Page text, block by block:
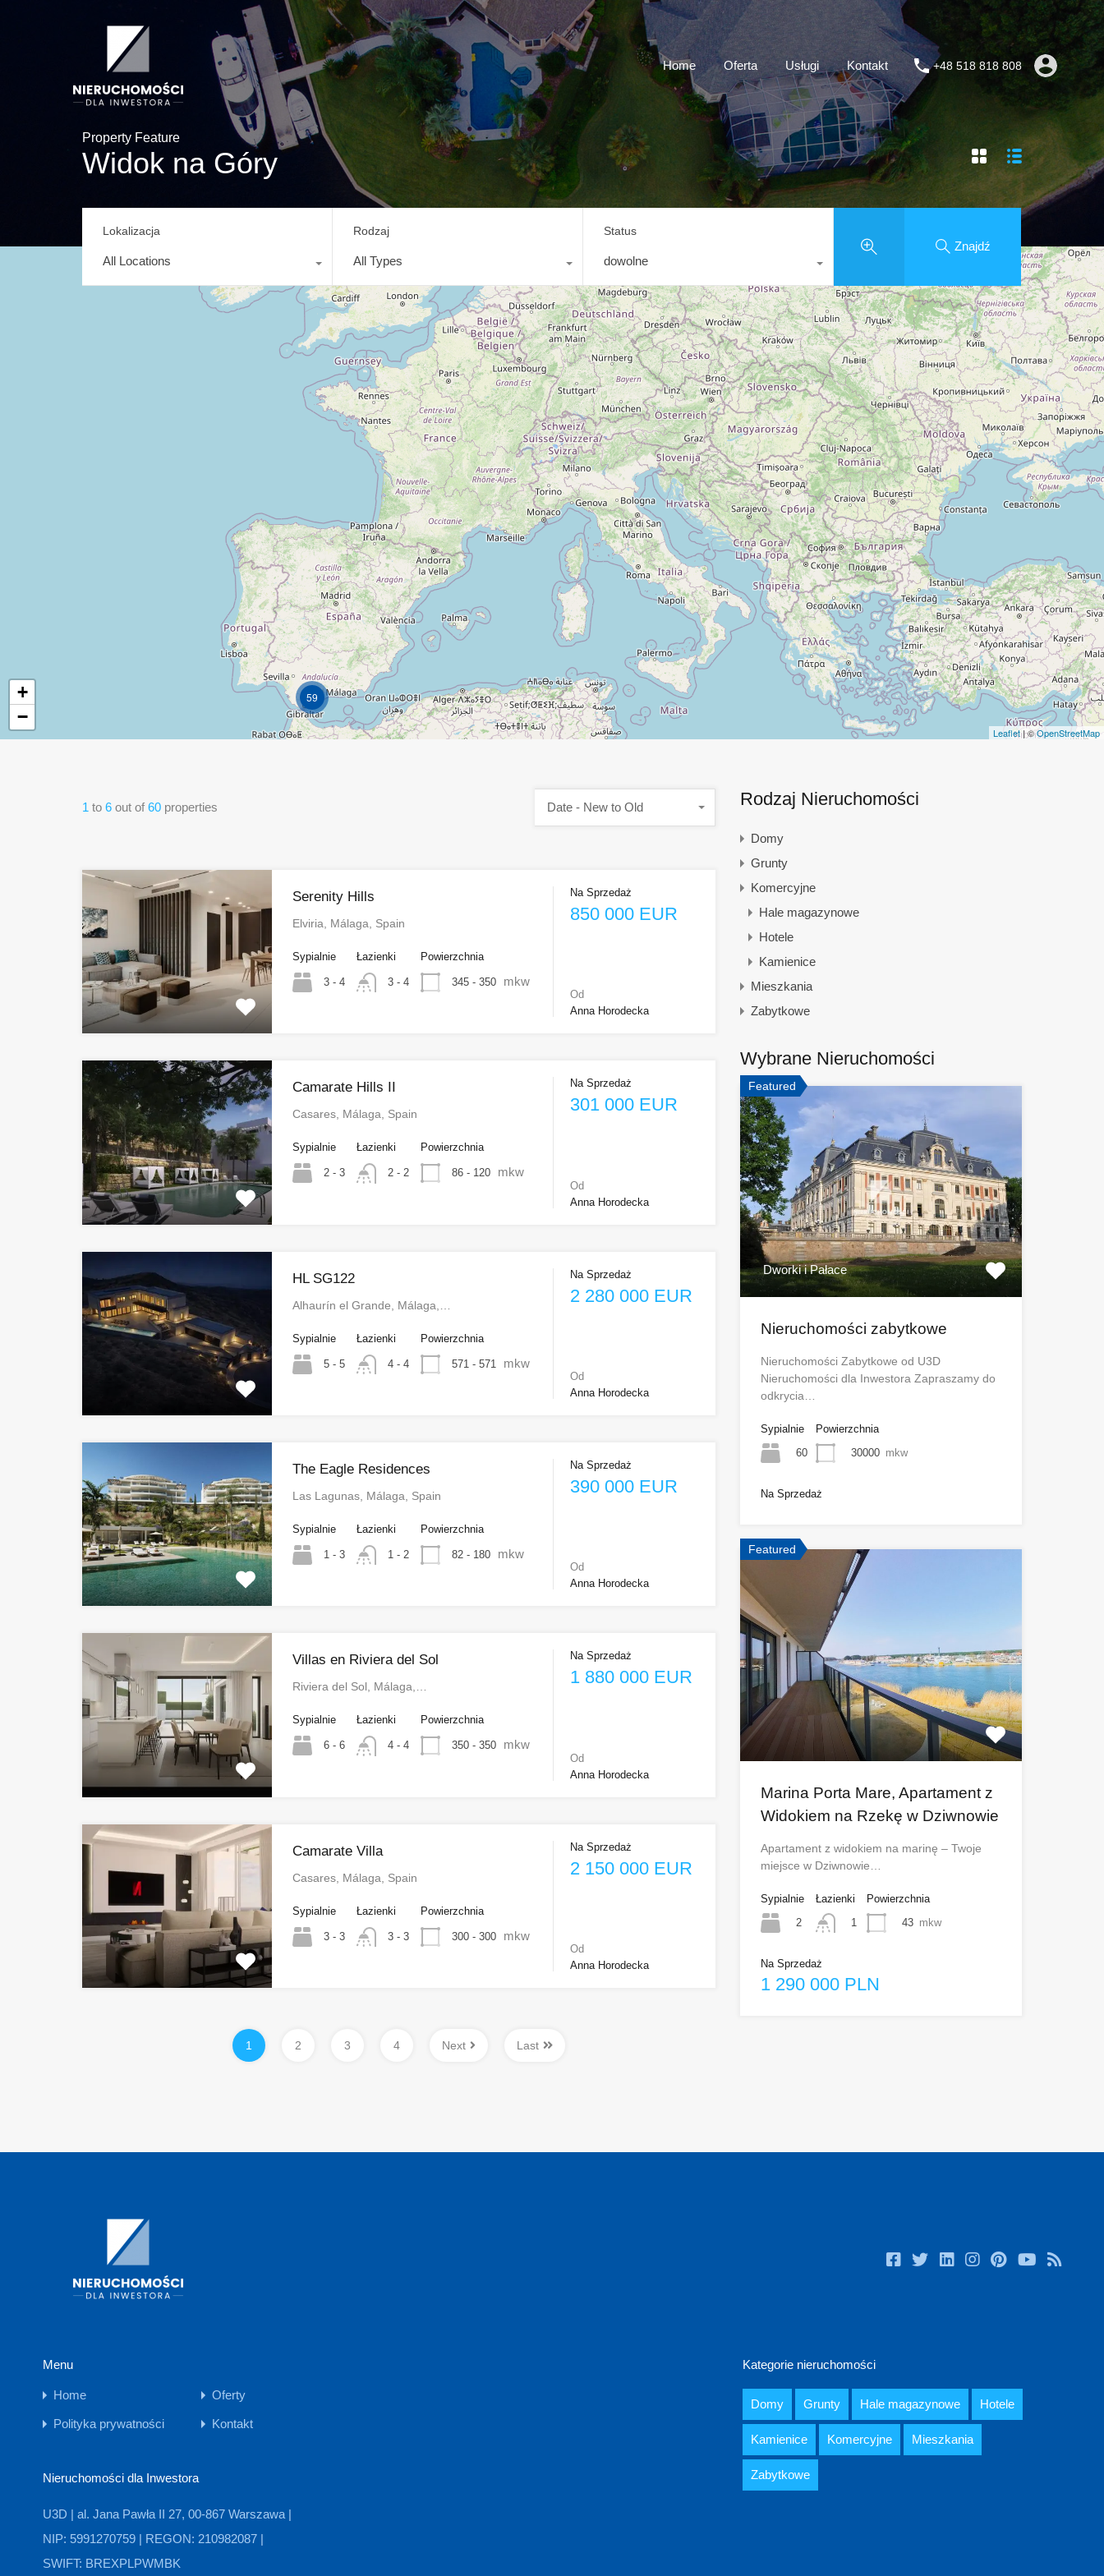
Home Oferta Usługi Kontakt +48 518 818 808
Property Feature
Widok na Góry
Lokalizacja
All Locations
Rodzaj
All Types
Status
dowolne
Znajdź
59
+
−
Leaflet| ©OpenStreetMap
1 to 6 out of 60 properties Date - New to Old
Serenity Hills
Elviria, Málaga, Spain
Sypialnie
3 - 4
Łazienki
3 - 4
Powierzchnia
345 - 350 mkw
Na Sprzedaż
850 000 EUR
Od
Anna Horodecka
Camarate Hills II
Casares, Málaga, Spain
Sypialnie
2 - 3
Łazienki
2 - 2
Powierzchnia
86 - 120 mkw
Na Sprzedaż
301 000 EUR
Od
Anna Horodecka
HL SG122
Alhaurín el Grande, Málaga,…
Sypialnie
5 - 5
Łazienki
4 - 4
Powierzchnia
571 - 571 mkw
Na Sprzedaż
2 280 000 EUR
Od
Anna Horodecka
The Eagle Residences
Las Lagunas, Málaga, Spain
Sypialnie
1 - 3
Łazienki
1 - 2
Powierzchnia
82 - 180 mkw
Na Sprzedaż
390 000 EUR
Od
Anna Horodecka
Villas en Riviera del Sol
Riviera del Sol, Málaga,…
Sypialnie
6 - 6
Łazienki
4 - 4
Powierzchnia
350 - 350 mkw
Na Sprzedaż
1 880 000 EUR
Od
Anna Horodecka
Camarate Villa
Casares, Málaga, Spain
Sypialnie
3 - 3
Łazienki
3 - 3
Powierzchnia
300 - 300 mkw
Na Sprzedaż
2 150 000 EUR
Od
Anna Horodecka
1 2 3 4 Next Last
Rodzaj Nieruchomości
Domy
Grunty
Komercyjne
Hale magazynowe
Hotele
Kamienice
Mieszkania
Zabytkowe
Wybrane Nieruchomości
Featured
Dworki i Pałace
Nieruchomości zabytkowe
Nieruchomości Zabytkowe od U3D
Nieruchomości dla Inwestora Zapraszamy do
odkrycia…
Sypialnie
60
Powierzchnia
30000 mkw
Na Sprzedaż
Featured
Marina Porta Mare, Apartament z
Widokiem na Rzekę w Dziwnowie
Apartament z widokiem na marinę – Twoje
miejsce w Dziwnowie…
Sypialnie
2
Łazienki
1
Powierzchnia
43 mkw
Na Sprzedaż
1 290 000 PLN
Menu
Home Oferty
Polityka prywatności Kontakt
Nieruchomości dla Inwestora
U3D | al. Jana Pawła II 27, 00-867 Warszawa |
NIP: 5991270759 | REGON: 210982087 |
SWIFT: BREXPLPWMBK
Kategorie nieruchomości
Domy Grunty Hale magazynowe Hotele
Kamienice Komercyjne Mieszkania
Zabytkowe